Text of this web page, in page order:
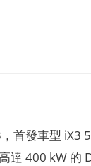
首發車型
達 400 kW 的